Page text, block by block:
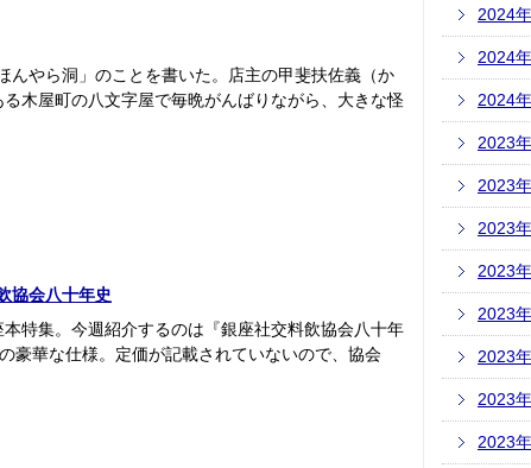
んやら洞」のことを書いた。店主の甲斐扶佐義（か
木屋町の八文字屋で毎晩がんばりながら、大きな怪
会八十年史
特集。今週紹介するのは『銀座社交料飲協会八十年
豪華な仕様。定価が記載されていないので、協会
2024
2024
2024
2023
2023
2023
2023
2023
2023
2023
2023